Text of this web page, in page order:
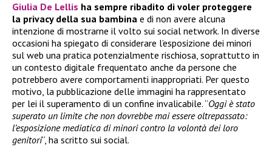
Giulia De Lellis ha sempre ribadito di voler proteggere
la privacy della sua bambina e di non avere alcuna
intenzione di mostrarne il volto sui social network. In diverse
occasioni ha spiegato di considerare l’esposizione dei minori
sul web una pratica potenzialmente rischiosa, soprattutto in
un contesto digitale frequentato anche da persone che
potrebbero avere comportamenti inappropriati. Per questo
motivo, la pubblicazione delle immagini ha rappresentato
per lei il superamento di un confine invalicabile. “Oggi è stato
superato un limite che non dovrebbe mai essere oltrepassato:
l’esposizione mediatica di minori contro la volontà dei loro
genitori“, ha scritto sui social.